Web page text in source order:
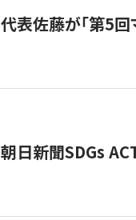
代表佐藤が「第5回
朝日新聞SDGs